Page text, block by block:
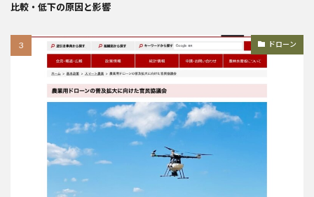
比較・低下の原因と影響
ドローン